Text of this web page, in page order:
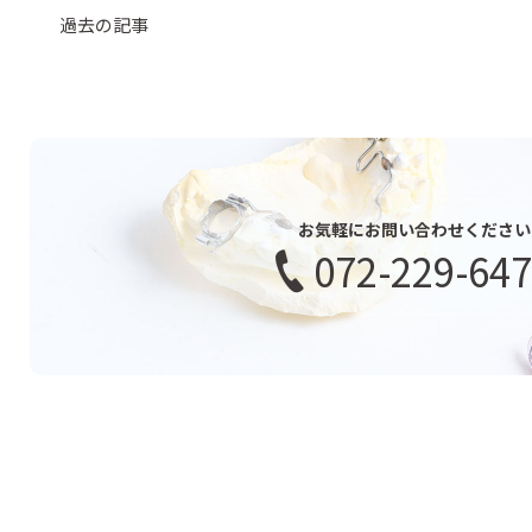
過去の記事
お気軽にお問い合わせください
072-229-